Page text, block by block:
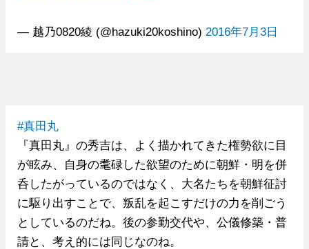
— 越乃0820綾 (@hazuki20koshino) 2016年7月3日
#真田丸
『真田丸』の秀吉は、よく描かれてきた権勢欲に目
が眩み、自身の耄碌した欲望のために朝鮮・明を併
呑したがっているのではなく、大名たちを朝鮮征討
に駆り出すことで、叛乱を起こすだけの力を削ごう
としているのだね。後の参勤交代や、公儀修築・普
請と、考え的には同じなのね。